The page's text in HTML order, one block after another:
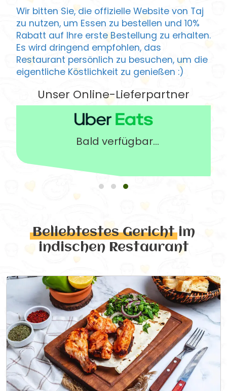
Wir bitten Sie, die offizielle Website von Taj
zu nutzen, um Essen zu bestellen und 10%
Rabatt auf Ihre erste Bestellung zu erhalten.
Es wird dringend empfohlen, das
Restaurant persönlich zu besuchen, um die
eigentliche Köstlichkeit zu genießen :)
Unser Online-Lieferpartner
Bald verfügbar...
Beliebtestes Gerichtim
indischen Restaurant